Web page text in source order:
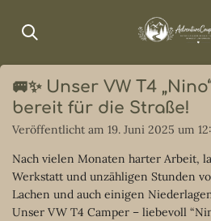
Hauptinhalt
🚐✨ Unser VW T4
bereit für die Straße!
Veröffentlicht am 19. Juni 2025 um
Nach vielen Monaten harter Arbeit,
Werkstatt und unzähligen Stunden
Lachen und auch einigen
Unser VW T4 Camper – liebevoll